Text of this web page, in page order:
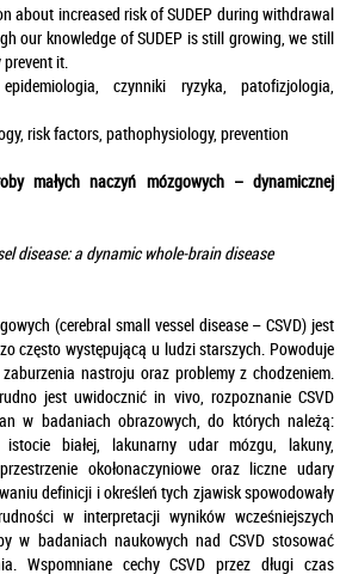
about increased risk of SUDEP during withdrawal
our knowledge of SUDEP is still growing, we still
it.
epidemiologia, czynniki ryzyka, patofizjologia,
risk factors, pathophysiology, prevention
małych naczyń mózgowych – dynamicznej
disease: a dynamic whole-brain disease
(cerebral small vessel disease – CSVD) jest
często występującą u ludzi starszych. Powoduje
nastroju oraz problemy z chodzeniem.
jest uwidocznić in vivo, rozpoznanie CSVD
w badaniach obrazowych, do których należą:
białej, lakunarny udar mózgu, lakuny,
okołonaczyniowe oraz liczne udary
definicji i określeń tych zjawisk spowodowały
w interpretacji wyników wcześniejszych
w badaniach naukowych nad CSVD stosować
Wspomniane cechy CSVD przez długi czas